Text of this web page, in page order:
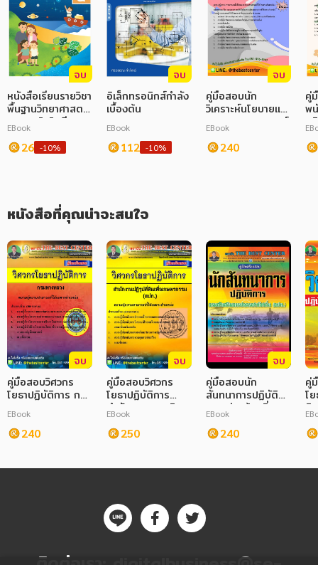
การพัฒนาตนเอง
ความรู้ทั่วไป
การ์ตูนความรู้ การ์ตูน
การ์ตูนมังงะ (Manga)
จบ
หนังสือเรียนรายวิชา
พื้นฐานวิทยาศาสตร์
และเทคโนโลยี ป.5
เล่ม 2
EBook
26 -10%
จบ
อิเล็กทรอนิกส์กำลัง
เบื้องต้น
EBook
112 -10%
จบ
คู่มือสอบนัก
วิเคราะห์นโยบายและ
แผน กรมการแพทย์
แผนไทยและการ
แพทย์ทางเลือก
EBook
240
คู่
พ
ป
ป
หนังสือที่คุณน่าจะสนใจ
จบ
คู่มือสอบวิศวกร
โยธาปฏิบัติการ กรม
ทางหลวง
EBook
240
จบ
คู่มือสอบวิศวกร
โยธาปฏิบัติการ
สำนักงานการปฏิรูป
ที่ดินเพื่อ
เกษตรกรรม
EBook
250
จบ
คู่มือสอบนัก
สันทนาการปฏิบัติ
การ ส่วนท้องถิ่น
EBook
240
คู่
โ
ศิ